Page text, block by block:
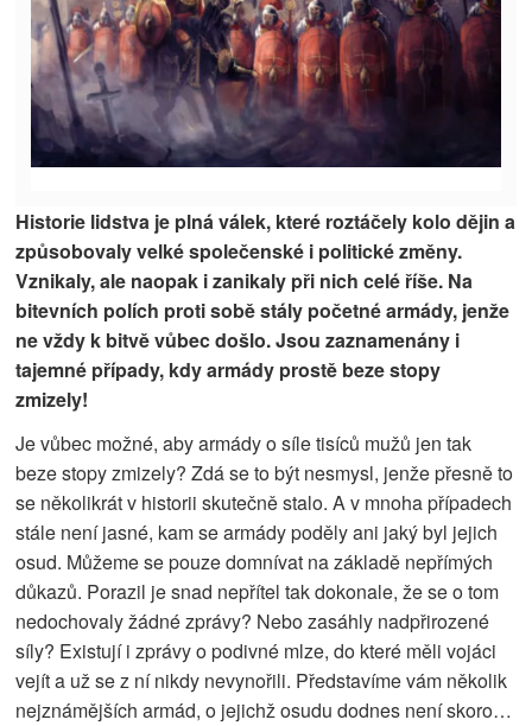
Historie lidstva je plná válek, které roztáčely kolo dějin a
způsobovaly velké společenské i politické změny.
Vznikaly, ale naopak i zanikaly při nich celé říše. Na
bitevních polích proti sobě stály početné armády, jenže
ne vždy k bitvě vůbec došlo. Jsou zaznamenány i
tajemné případy, kdy armády prostě beze stopy
zmizely!
Je vůbec možné, aby armády o síle tisíců mužů jen tak
beze stopy zmizely? Zdá se to být nesmysl, jenže přesně to
se několikrát v historii skutečně stalo. A v mnoha případech
stále není jasné, kam se armády poděly ani jaký byl jejich
osud. Můžeme se pouze domnívat na základě nepřímých
důkazů. Porazil je snad nepřítel tak dokonale, že se o tom
nedochovaly žádné zprávy? Nebo zasáhly nadpřirozené
síly? Existují i zprávy o podivné mlze, do které měli vojáci
vejít a už se z ní nikdy nevynořili. Představíme vám několik
nejznámějších armád, o jejichž osudu dodnes není skoro…